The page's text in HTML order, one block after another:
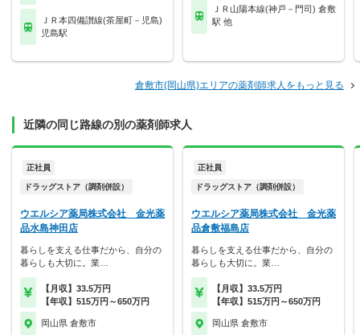
ＪＲ本四備讃線(茶屋町－児島)
児島駅
ＪＲ山陽本線(神戸－門司) 倉敷
駅 他
倉敷市(岡山県)エリアの薬剤師求人をもっと見る
近隣の同じ路線の別の薬剤師求人
正社員
ドラッグストア（調剤併設）
ウエルシア薬局株式会社 金光薬
品水島神田店
暮らしを支える仕事だから、自分の
暮らしも大切に。業…
【月収】33.5万円
【年収】515万円～650万円
岡山県 倉敷市
正社員
ドラッグストア（調剤併設）
ウエルシア薬局株式会社 金光薬
品倉敷福島店
暮らしを支える仕事だから、自分の
暮らしも大切に。業…
【月収】33.5万円
【年収】515万円～650万円
岡山県 倉敷市